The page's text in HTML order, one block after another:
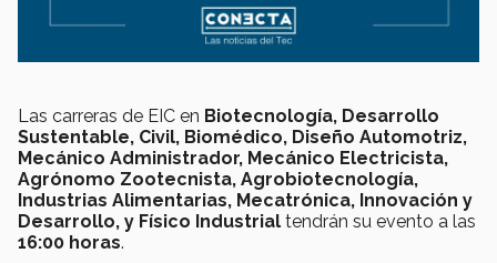
Las carreras de EIC en Biotecnología, Desarrollo
Sustentable, Civil, Biomédico, Diseño Automotriz,
Mecánico Administrador, Mecánico Electricista,
Agrónomo Zootecnista, Agrobiotecnología,
Industrias Alimentarias, Mecatrónica, Innovación y
Desarrollo, y Físico Industrial tendrán su evento a las
16:00 horas.